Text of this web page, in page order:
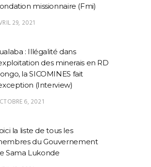
gouverneur Jean
déclare officiellement
l’épidémie d’Ebola dans
missionnaire (Fmi)
29, 2021
: Illégalité dans
des minerais en RD
la SICOMINES fait
(Interview)
6, 2021
la liste de tous les
du Gouvernement
Sama Lukonde